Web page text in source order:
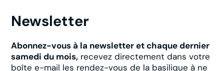
Newsletter
Abonnez-vous à la newsletter et chaque dernier
samedi du mois, recevez directement dans votre
boîte e-mail les rendez-vous de la basilique à ne